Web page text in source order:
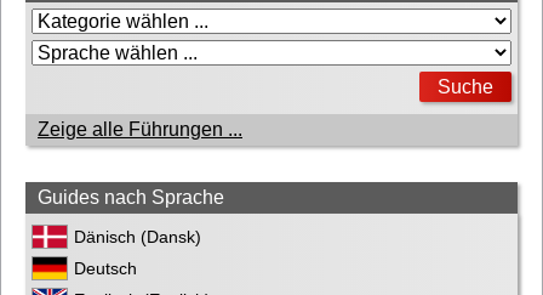
Zeige alle Führungen ...
Guides nach Sprache
Dänisch (Dansk)
Deutsch